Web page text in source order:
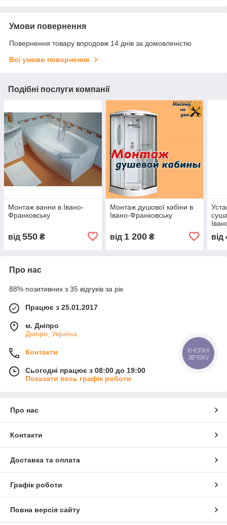
Умови повернення
Повернення товару впродовж 14 днів за домовленістю
Всі умови повернення
Подібні послуги компанії
Монтаж ванни в Івано-
Франковську
від 550 ₴
Монтаж душової кабіни в
Івано-Франковську
від 1 200₴ від
Про нас
88% позитивних з 35 відгуків за рік
Працює з 25.01.2017
м. Дніпро
Дніпро, Україна
Контакти
Сьогодні працює з 08:00 до 19:00
Показати весь графік роботи
Про нас
Контакти
Доставка та оплата
Графік роботи
Повна версія сайту
КНОПКА
ЗВ'ЯЗКУ